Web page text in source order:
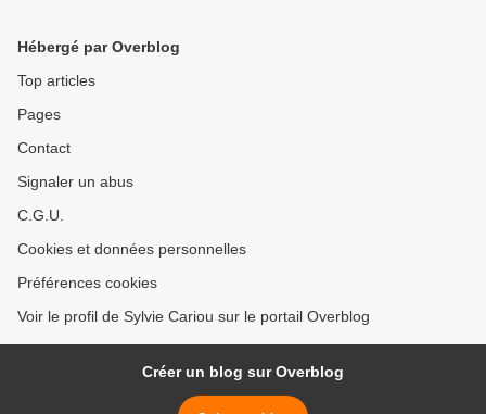
Hébergé par Overblog
Top articles
Pages
Contact
Signaler un abus
C.G.U.
Cookies et données personnelles
Préférences cookies
Voir le profil de Sylvie Cariou sur le portail Overblog
Créer un blog sur Overblog